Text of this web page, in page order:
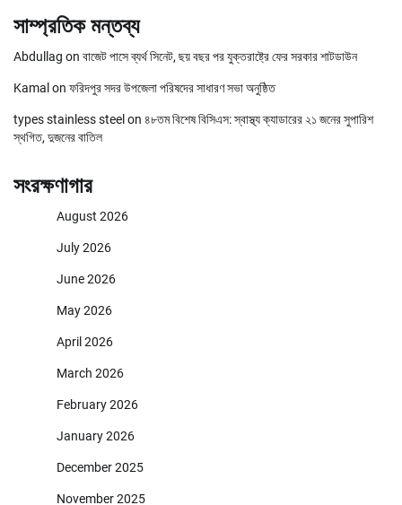
সাম্প্রতিক মন্তব্য
Abdullag on বাজেট পাসে ব্যর্থ সিনেট, ছয় বছর পর যুক্তরাষ্ট্রে ফের সরকার শাটডাউন
Kamal on ফরিদপুর সদর উপজেলা পরিষদের সাধারণ সভা অনুষ্ঠিত
types stainless steel on ৪৮তম বিশেষ বিসিএস: স্বাস্থ্য ক্যাডারের ২১ জনের সুপারিশ
স্থগিত, দুজনের বাতিল
সংরক্ষণাগার
August 2026
July 2026
June 2026
May 2026
April 2026
March 2026
February 2026
January 2026
December 2025
November 2025